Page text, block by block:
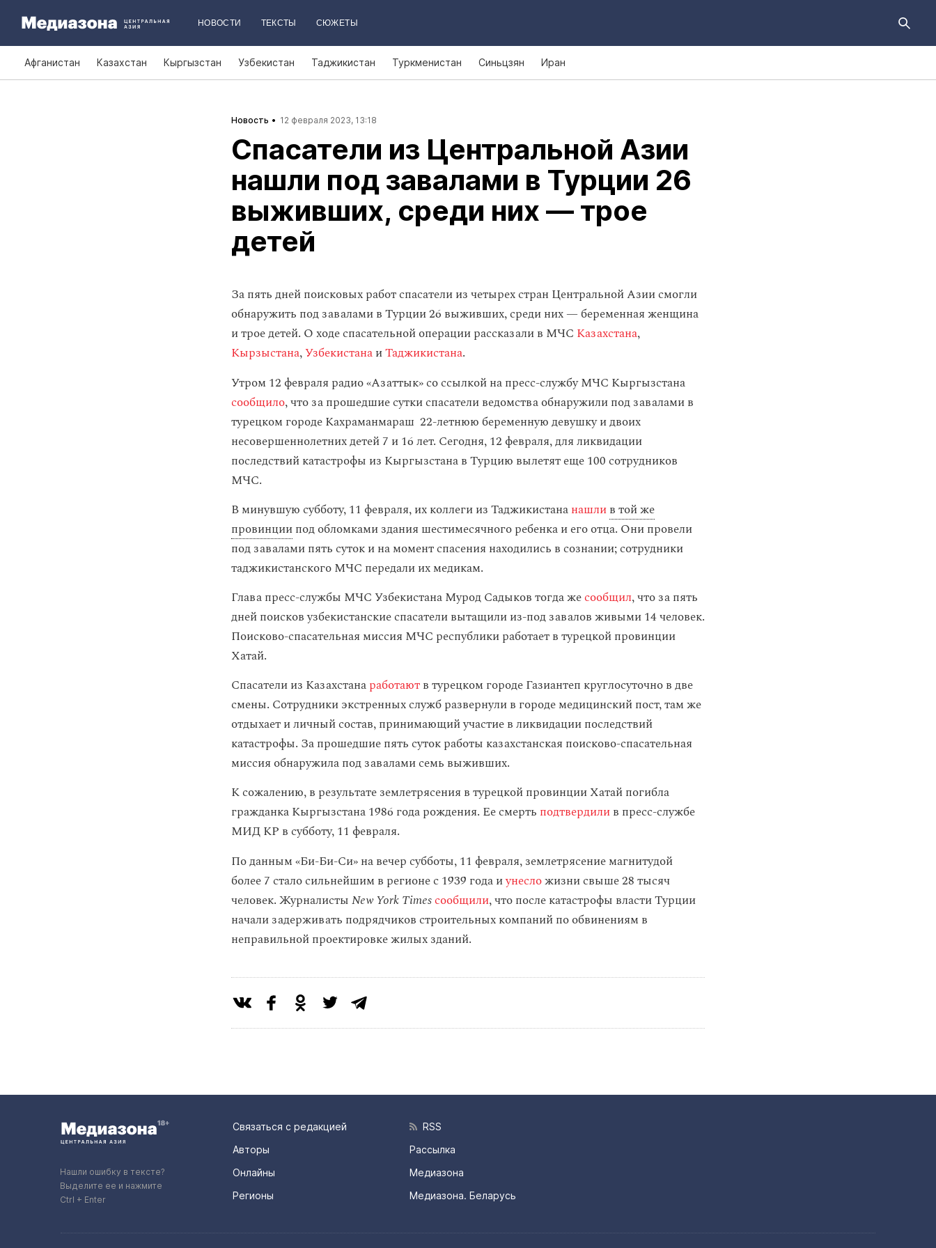
НОВОСТИ ТЕКСТЫ СЮЖЕТЫ
Афганистан Казахстан Кыргызстан Узбекистан Таджикистан Туркменистан Синьцзян Иран
Новость 12 февраля 2023, 13:18
Спасатели из Центральной Азии
нашли под завалами в Турции 26
выживших, среди них — трое
детей
За пять дней поисковых работ спасатели из четырех стран Центральной Азии смогли
обнаружить под завалами в Турции 26 выживших, среди них — беременная женщина
и трое детей. О ходе спасательной операции рассказали в МЧС Казахстана,
Кырзыстана,УзбекистанаиТаджикистана.
Утром 12 февраля радио«Азаттык‎» со ссылкой на пресс-службу МЧС Кыргызстана
сообщило, что за прошедшие сутки спасатели ведомства обнаружили под завалами в
турецком городе Кахраманмараш 22-летнюю беременную девушку и двоих
несовершеннолетних детей 7 и 16 лет. Сегодня, 12 февраля, для ликвидации
последствий катастрофы из Кыргызстана в Турцию вылетят еще 100 сотрудников
МЧС.
В минувшую субботу, 11 февраля, их коллеги из Таджикистананашлив той же
провинциипод обломками здания шестимесячного ребенка и его отца. Они провели
под завалами пять суток и на момент спасения находились в сознании; сотрудники
таджикистанского МЧС передали их медикам.
Глава пресс-службы МЧС Узбекистана Мурод Садыков тогда жесообщил, что за пять
дней поисков узбекистанские спасатели вытащили из-под завалов живыми 14 человек.
Поисково-спасательная миссия МЧС республики работает в турецкой провинции
Хатай.
Спасатели из Казахстанаработаютв турецком городе Газиантеп круглосуточно в две
смены. Сотрудники экстренных служб развернули в городе медицинский пост, там же
отдыхает и личный состав, принимающий участие в ликвидации последствий
катастрофы. За прошедшие пять суток работы казахстанская поисково-спасательная
миссия обнаружила под завалами семь выживших.
К сожалению, в результате землетрясения в турецкой провинции Хатай погибла
гражданка Кыргызстана 1986 года рождения. Ее смерть подтвердилив пресс-службе
МИД КР в субботу, 11 февраля.
По данным «‎Би-Би-Си»на вечер субботы, 11 февраля, землетрясение магнитудой
более 7 стало сильнейшим в регионе с 1939 года иунесложизни свыше 28 тысяч
человек. ЖурналистыNew York Timesсообщили, что после катастрофы власти Турции
начали задерживать подрядчиков строительных компаний по обвинениям в
неправильной проектировке жилых зданий.
Нашли ошибку в тексте?
Выделите ее и нажмите
Ctrl + Enter
Связаться с редакцией
Авторы
Онлайны
Регионы
RSS
Рассылка
Медиазона
Медиазона. Беларусь